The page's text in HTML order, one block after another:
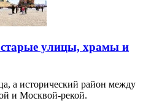
улицы, храмы и
а исторический район между
и Москвой-рекой.